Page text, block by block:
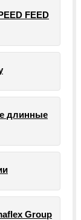
FEED
длинные
Group